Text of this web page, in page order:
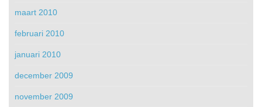
maart 2010
februari 2010
januari 2010
december 2009
november 2009